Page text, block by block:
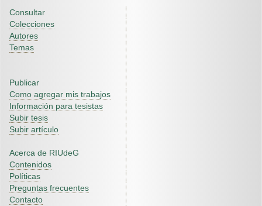
Consultar
Colecciones
Autores
Temas
Publicar
Como agregar mis trabajos
Información para tesistas
Subir tesis
Subir artículo
Acerca de RIUdeG
Contenidos
Políticas
Preguntas frecuentes
Contacto